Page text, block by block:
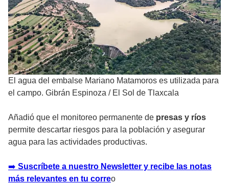
El agua del embalse Mariano Matamoros es utilizada para
el campo. Gibrán Espinoza / El Sol de Tlaxcala
Añadió que el monitoreo permanente de presas y ríos
permite descartar riesgos para la población y asegurar
agua para las actividades productivas.
➡️ Suscríbete a nuestro Newsletter y recibe las notas
más relevantes en tu correo